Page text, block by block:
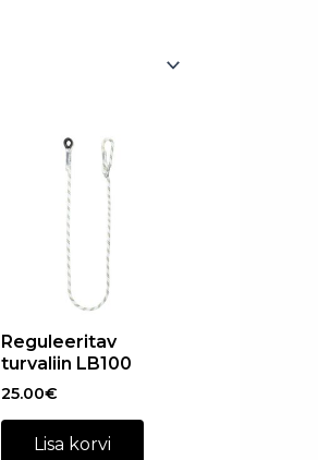
Reguleeritav
turvaliin LB100
25.00€
Lisa korvi